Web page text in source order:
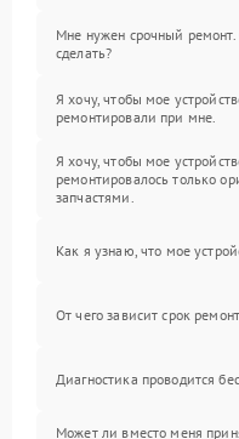
Мне нужен срочный
сделать?
Я хочу, чтобы мое
ремонтировали при мне.
Я хочу, чтобы мое
ремонтировалось только
запчастями.
Как я узнаю, что мое
От чего зависит срок
Диагностика проводится
Может ли вместо меня